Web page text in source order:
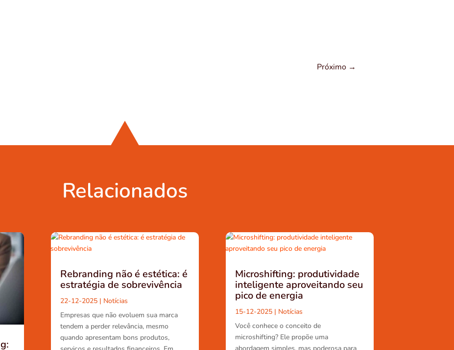
Próximo→
Relacionados
Rebranding não é estética: é
estratégia de sobrevivência
22-12-2025 | Notícias
Empresas que não evoluem sua marca
tendem a perder relevância, mesmo
quando apresentam bons produtos,
Microshifting: produtividade
inteligente aproveitando seu
pico de energia
15-12-2025 | Notícias
Você conhece o conceito de
microshifting? Ele propõe uma